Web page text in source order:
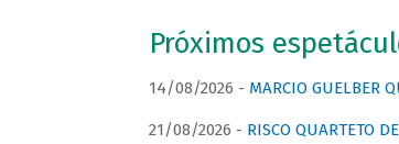
Próximos
14/08/2026 - MARCIO GUELBER
21/08/2026 - RISCO QUARTETO